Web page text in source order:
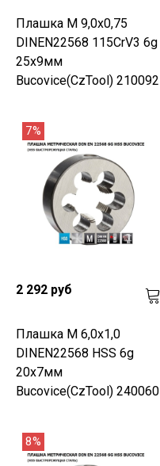
Плашка М 9,0х0,75
DINEN22568 115CrV3 6g
25х9мм
Bucovice(CzTool) 210092
7%
2 292 руб
Плашка М 6,0х1,0
DINEN22568 HSS 6g
20х7мм
Bucovice(CzTool) 240060
8%